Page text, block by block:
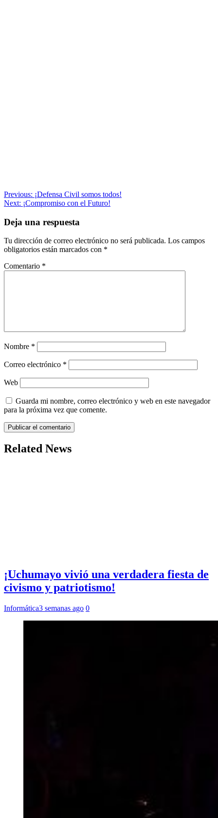
Navegación
de
entradas
Previous: ¡Defensa Civil somos todos!
Next: ¡Compromiso con el Futuro!
Deja una respuesta
Tu dirección de correo electrónico no será publicada. Los campos
obligatorios están marcados con *
Comentario *
Nombre *
Correo electrónico *
Web
Guarda mi nombre, correo electrónico y web en este navegador
para la próxima vez que comente.
Related News
¡Uchumayo vivió una verdadera fiesta de
civismo y patriotismo!
Informática3 semanas ago 0